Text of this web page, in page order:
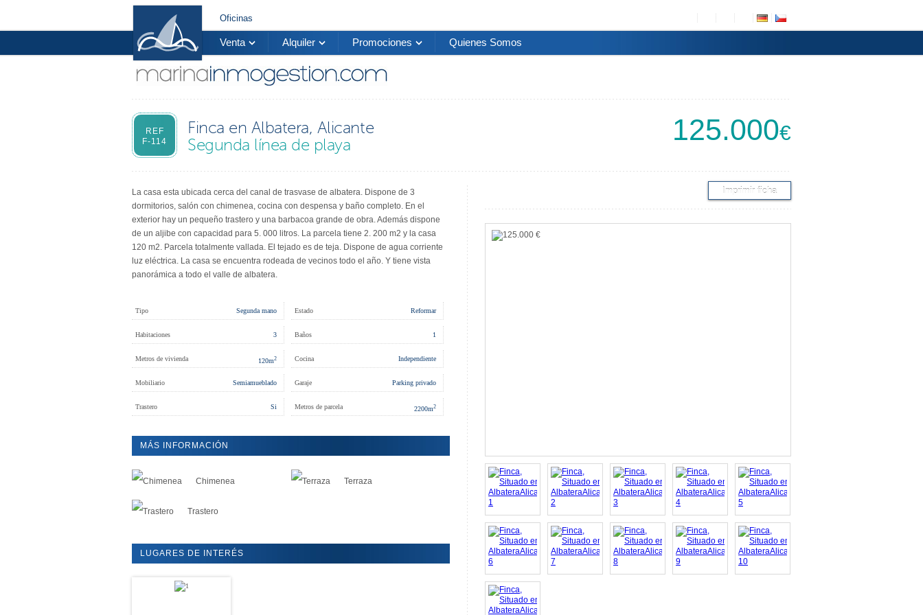
Oficinas
Venta Alquiler Promociones Quienes Somos
125.000€
REF
F-114
Finca en Albatera, Alicante
Segunda línea de playa
La casa esta ubicada cerca del canal de trasvase de albatera. Dispone de 3
dormitorios, salón con chimenea, cocina con despensa y baño completo. En el
exterior hay un pequeño trastero y una barbacoa grande de obra. Además dispone
de un aljibe con capacidad para 5. 000 litros. La parcela tiene 2. 200 m2 y la casa
120 m2. Parcela totalmente vallada. El tejado es de teja. Dispone de agua corriente
luz eléctrica. La casa se encuentra rodeada de vecinos todo el año. Y tiene vista
panorámica a todo el valle de albatera.
Tipo Segunda mano Estado Reformar
Habitaciones 3 Baños 1
Metros de vivienda 120m2 Cocina Independiente
Mobiliario Semiamueblado Garaje Parking privado
Trastero Si Metros de parcela 2200m2
MÁS INFORMACIÓN
Chimenea Terraza
Trastero
LUGARES DE INTERÉS
Imprimir ficha